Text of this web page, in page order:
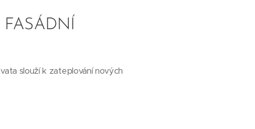
FASÁDNÍ
slouží k zateplování nových